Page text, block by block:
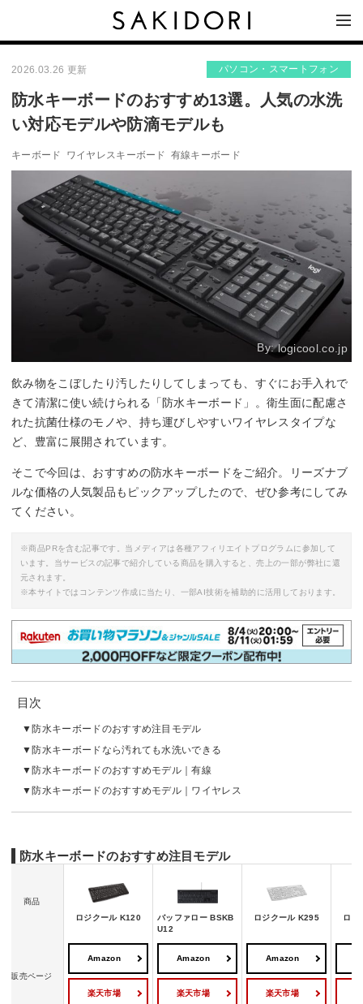
2026.03.26 更新 パソコン・スマートフォン
防水キーボードのおすすめ13選。人気の水洗
い対応モデルや防滴モデルも
キーボード ワイヤレスキーボード 有線キーボード
By:logicool.co.jp
飲み物をこぼしたり汚したりしてしまっても、すぐにお手入れで
きて清潔に使い続けられる「防水キーボード」。衛生面に配慮さ
れた抗菌仕様のモノや、持ち運びしやすいワイヤレスタイプな
ど、豊富に展開されています。
そこで今回は、おすすめの防水キーボードをご紹介。リーズナブ
ルな価格の人気製品もピックアップしたので、ぜひ参考にしてみ
てください。
※商品PRを含む記事です。当メディアは各種アフィリエイトプログラムに参加して
います。当サービスの記事で紹介している商品を購入すると、売上の一部が弊社に還
元されます。
※本サイトではコンテンツ作成に当たり、一部AI技術を補助的に活用しております。
目次
防水キーボードのおすすめ注目モデル
防水キーボードなら汚れても水洗いできる
防水キーボードのおすすめモデル｜有線
防水キーボードのおすすめモデル｜ワイヤレス
防水キーボードのおすすめ注目モデル
商品
ロジクール K120
バッファロー BSKB
U12
ロジクール K295 ロジ
販売ページ
Amazon
楽天市場
Amazon
楽天市場
Amazon
楽天市場